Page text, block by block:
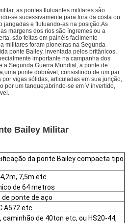
as pontes flutuantes militares são
se sucessivamente para fora da costa ou
jangadas e flutuando-as na posição.As
margens dos rios são íngremes ou a
são feitas em painéis facilmente
militares foram pioneiras na Segunda
ponte Bailey, inventada pelos britânicos,
importante na campanha dos
a Segunda Guerra Mundial, a ponte de
ponte dobrável, consistindo de um par
vigas sólidas, articuladas em sua junção,
por um tanque;abrindo-se em V invertido,
Bailey Militar
da ponte Bailey compacta tipo
7,5m etc.
de 64 metros
de ponte de aço
A572 etc.
caminhão de 40ton etc, ou HS20-44,